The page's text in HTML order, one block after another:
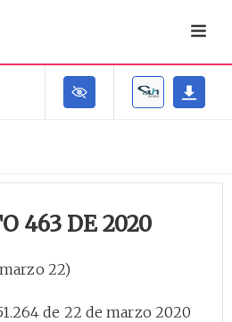
463 DE 2020
22)
de 22 de marzo 2020